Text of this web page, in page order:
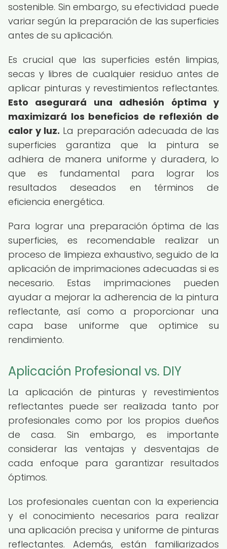
sostenible. Sin embargo, su efectividad puede
variar según la preparación de las superficies
antes de su aplicación.
Es crucial que las superficies estén limpias,
secas y libres de cualquier residuo antes de
aplicar pinturas y revestimientos reflectantes.
Esto asegurará una adhesión óptima y
maximizará los beneficios de reflexión de
calor y luz. La preparación adecuada de las
superficies garantiza que la pintura se
adhiera de manera uniforme y duradera, lo
que es fundamental para lograr los
resultados deseados en términos de
eficiencia energética.
Para lograr una preparación óptima de las
superficies, es recomendable realizar un
proceso de limpieza exhaustivo, seguido de la
aplicación de imprimaciones adecuadas si es
necesario. Estas imprimaciones pueden
ayudar a mejorar la adherencia de la pintura
reflectante, así como a proporcionar una
capa base uniforme que optimice su
rendimiento.
Aplicación Profesional vs. DIY
La aplicación de pinturas y revestimientos
reflectantes puede ser realizada tanto por
profesionales como por los propios dueños
de casa. Sin embargo, es importante
considerar las ventajas y desventajas de
cada enfoque para garantizar resultados
óptimos.
Los profesionales cuentan con la experiencia
y el conocimiento necesarios para realizar
una aplicación precisa y uniforme de pinturas
reflectantes. Además, están familiarizados